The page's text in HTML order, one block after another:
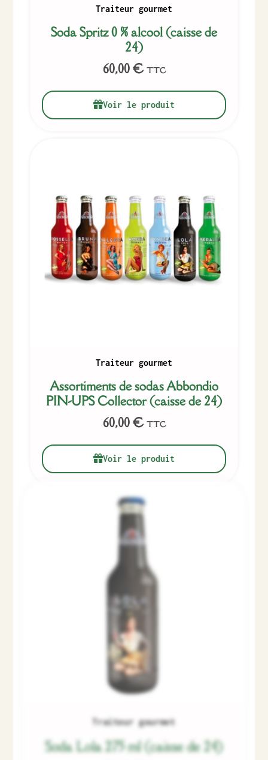
Traiteur gourmet
Soda Spritz 0 % alcool (caisse de
24)
60,00€ TTC
Voir le produit
Traiteur gourmet
Assortiments de sodas Abbondio
PIN-UPS Collector (caisse de 24)
60,00€ TTC
Voir le produit
Traiteur gourmet
Soda Lola 275 ml (caisse de 24)